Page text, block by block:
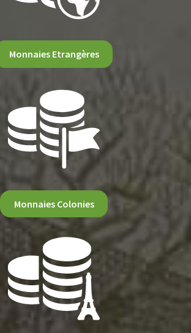
Monnaies Etrangères
Monnaies Colonies